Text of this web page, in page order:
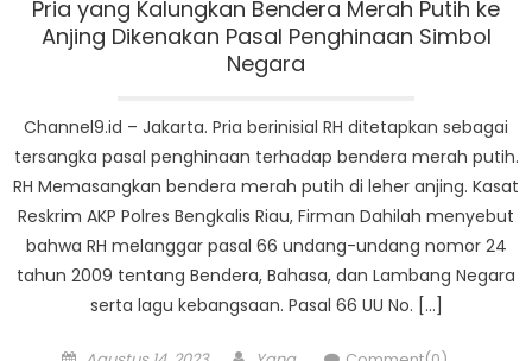
Pria yang Kalungkan Bendera Merah Putih ke
Anjing Dikenakan Pasal Penghinaan Simbol
Negara
Channel9.id – Jakarta. Pria berinisial RH ditetapkan sebagai
tersangka pasal penghinaan terhadap bendera merah putih.
RH Memasangkan bendera merah putih di leher anjing. Kasat
Reskrim AKP Polres Bengkalis Riau, Firman Dahilah menyebut
bahwa RH melanggar pasal 66 undang-undang nomor 24
tahun 2009 tentang Bendera, Bahasa, dan Lambang Negara
serta lagu kebangsaan. Pasal 66 UU No. […]